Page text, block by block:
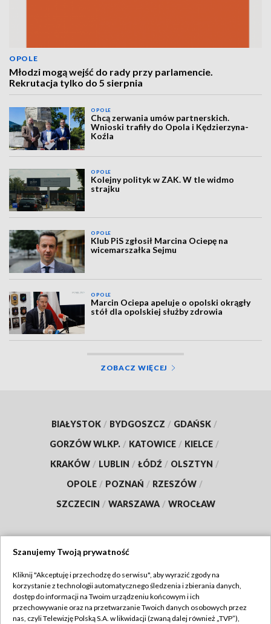
OPOLE
Młodzi mogą wejść do rady przy parlamencie.
Rekrutacja tylko do 5 sierpnia
OPOLE
Chcą zerwania umów partnerskich.
Wnioski trafiły do Opola i Kędzierzyna-
Koźla
OPOLE
Kolejny polityk w ZAK. W tle widmo
strajku
OPOLE
Klub PiS zgłosił Marcina Ociepę na
wicemarszałka Sejmu
OPOLE
Marcin Ociepa apeluje o opolski okrągły
stół dla opolskiej służby zdrowia
ZOBACZ WIĘCEJ
BIAŁYSTOK / BYDGOSZCZ / GDAŃSK /
GORZÓW WLKP. / KATOWICE / KIELCE /
KRAKÓW / LUBLIN / ŁÓDŹ / OLSZTYN /
OPOLE / POZNAŃ / RZESZÓW /
SZCZECIN / WARSZAWA / WROCŁAW
TVP
Abonament TVP
Regulamin TVP
Szanujemy Twoją prywatność
Kliknij "Akceptuję i przechodzę do serwisu", aby wyrazić zgody na
korzystanie z technologii automatycznego śledzenia i zbierania danych,
dostęp do informacji na Twoim urządzeniu końcowym i ich
przechowywanie oraz na przetwarzanie Twoich danych osobowych przez
nas, czyli Telewizję Polską S.A. w likwidacji (zwaną dalej również „TVP”),